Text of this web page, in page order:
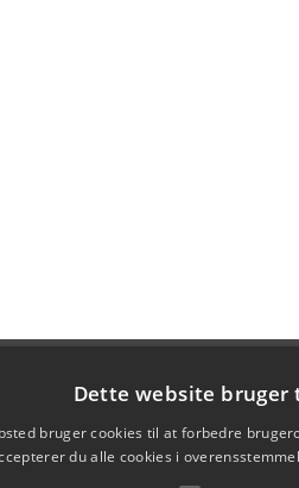
Dette website bruger
bruger cookies til at forbedre
du alle cookies i